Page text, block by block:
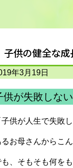
子供の健全な成
年3月19日
供が失敗しな
子供が人生で失敗
るお母さんからこ
も、そもそも何を